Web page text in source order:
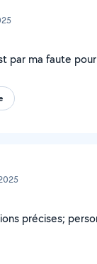
par ma faute
précises;